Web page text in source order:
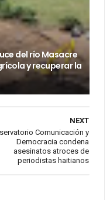
del río Masacre
y recuperar la
NEXT
Comunicación y
Democracia condena
asesinatos atroces de
periodistas haitianos